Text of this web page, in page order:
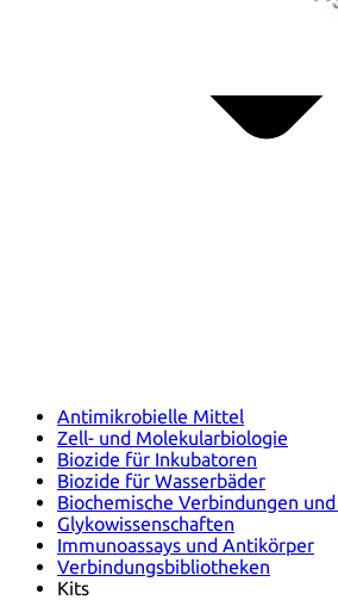
Antimikrobielle Mittel
Zell- und Molekularbiologie
Biozide für Inkubatoren
Biozide für Wasserbäder
Biochemische Verbindungen
Glykowissenschaften
Immunoassays und Antikörper
Verbindungsbibliotheken
Kits